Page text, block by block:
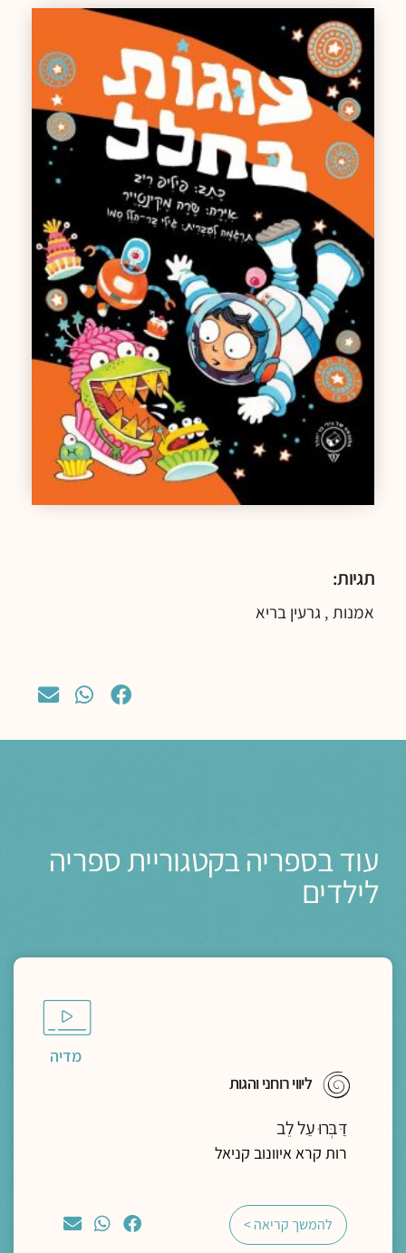
תגיות:
אמנות , גרעין בריא
עוד בספריה בקטגוריית ספריה
לילדים
מדיה
ליווי רוחני והגות
דַּבְּרוּ עַל לֵב
רות קרא איוונוב קניאל
להמשך קריאה >